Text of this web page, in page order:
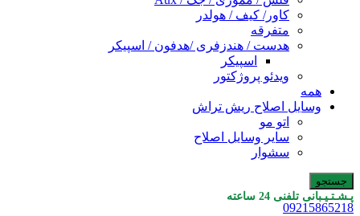
کاور/ کیف / هولدر
متفرقه
هدست / هندزفری /هدفون / اسپیکر
اسپیکر
ویدئو پروژکتور
همه
وسایل اصلاح ریش تراش
اتو مو
سایر وسایل اصلاح
سشوار
جستجو
پـشـتـیـبانی تلفنی 24 ساعته
09215865218